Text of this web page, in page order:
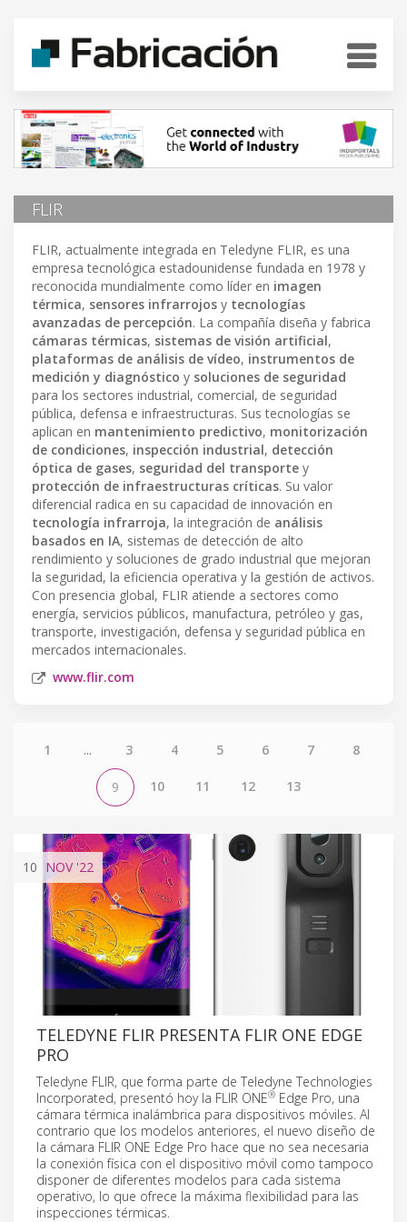
FLIR
FLIR, actualmente integrada en Teledyne FLIR, es una
empresa tecnológica estadounidense fundada en 1978 y
reconocida mundialmente como líder en imagen
térmica, sensores infrarrojos y tecnologías
avanzadas de percepción. La compañía diseña y fabrica
cámaras térmicas, sistemas de visión artificial,
plataformas de análisis de vídeo, instrumentos de
medición y diagnóstico y soluciones de seguridad
para los sectores industrial, comercial, de seguridad
pública, defensa e infraestructuras. Sus tecnologías se
aplican en mantenimiento predictivo, monitorización
de condiciones, inspección industrial, detección
óptica de gases, seguridad del transporte y
protección de infraestructuras críticas. Su valor
diferencial radica en su capacidad de innovación en
tecnología infrarroja, la integración de análisis
basados en IA, sistemas de detección de alto
rendimiento y soluciones de grado industrial que mejoran
la seguridad, la eficiencia operativa y la gestión de activos.
Con presencia global, FLIR atiende a sectores como
energía, servicios públicos, manufactura, petróleo y gas,
transporte, investigación, defensa y seguridad pública en
mercados internacionales.
www.flir.com
1 ... 3 4 5 6 7 8
9 10 11 12 13
10 NOV'22
TELEDYNE FLIR PRESENTA FLIR ONE EDGE
PRO
Teledyne FLIR, que forma parte de Teledyne Technologies
Incorporated, presentó hoy la FLIR ONE® Edge Pro, una
cámara térmica inalámbrica para dispositivos móviles. Al
contrario que los modelos anteriores, el nuevo diseño de
la cámara FLIR ONE Edge Pro hace que no sea necesaria
la conexión física con el dispositivo móvil como tampoco
disponer de diferentes modelos para cada sistema
operativo, lo que ofrece la máxima flexibilidad para las
inspecciones térmicas.